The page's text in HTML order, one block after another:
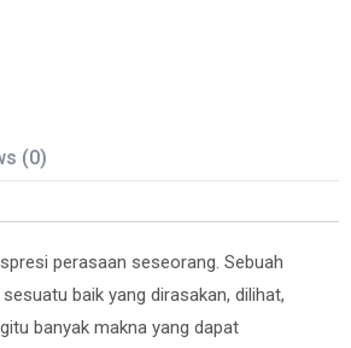
(0)
perasaan seseorang. Sebuah
baik yang dirasakan, dilihat,
banyak makna yang dapat